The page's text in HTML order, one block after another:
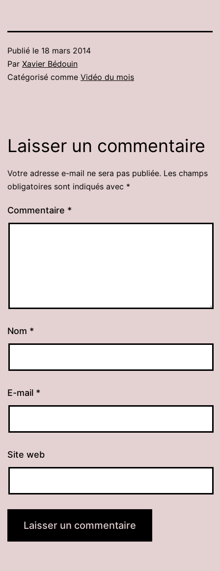
Publié le 18 mars 2014
Par Xavier Bédouin
Catégorisé comme Vidéo du mois
Laisser un commentaire
Votre adresse e-mail ne sera pas publiée. Les champs
obligatoires sont indiqués avec *
Commentaire *
Nom *
E-mail *
Site web